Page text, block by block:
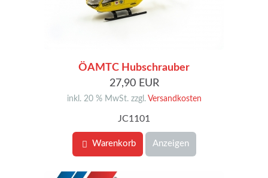
ÖAMTC Hubschrauber
27,90 EUR
inkl. 20 % MwSt. zzgl. Versandkosten
JC1101
Warenkorb Anzeigen